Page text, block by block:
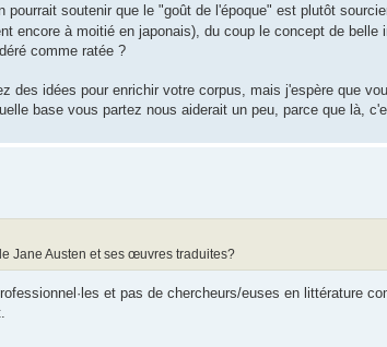
pourrait soutenir que le "goût de l'époque" est plutôt
encore à moitié en japonais), du coup le concept de belle
comme ratée ?
des idées pour enrichir votre corpus, mais j'espère que
base vous partez nous aiderait un peu, parce que là,
Jane Austen et ses œuvres traduites?
et pas de chercheurs/euses en littérature